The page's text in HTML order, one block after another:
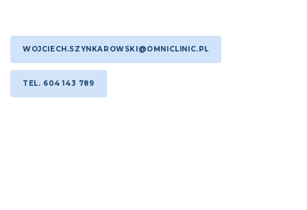
WOJCIECH.SZYNKAROWSKI@OMNICLINIC.PL
TEL. 604 143 789